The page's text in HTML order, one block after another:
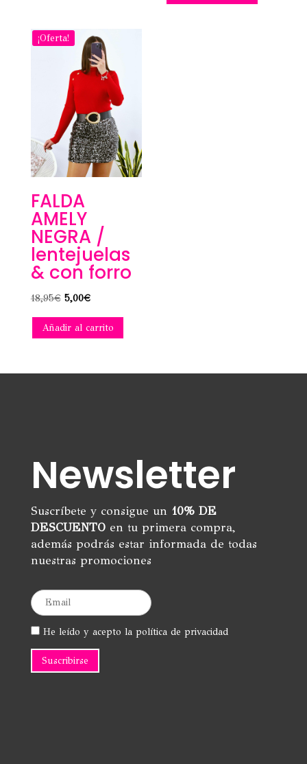
¡Oferta!
FALDA
AMELY
NEGRA /
lentejuelas
& con forro
18,95€ El
original
5,00€El
actual
Añadir al carrito
Newsletter
Suscríbete y consigue un 10% DE
DESCUENTOen tu primera compra,
además podrás estar informada de todas
nuestras promociones
He leído y acepto la política de privacidad